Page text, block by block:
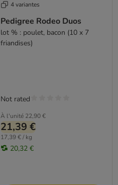
4 variantes
Pedigree Rodeo Duos
lot % : poulet, bacon (10 x 7
friandises)
À l'unité 22,90 €
21,39 €
17,39 € / kg
20,32 €
Not rated